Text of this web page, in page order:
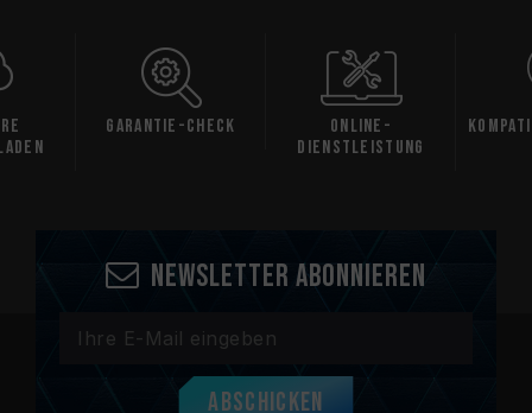
Garantie-Check
Online-
Dienstleistung
Newsletter abonnieren
Abschicken